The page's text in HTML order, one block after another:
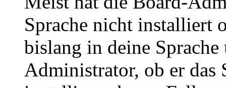
Sprache nicht installiert
bislang in deine
Administrator, ob er das